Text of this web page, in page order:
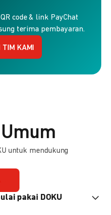
code & link PayChat
terima pembayaran.
TIM KAMI
untuk mendukung
pakai DOKU